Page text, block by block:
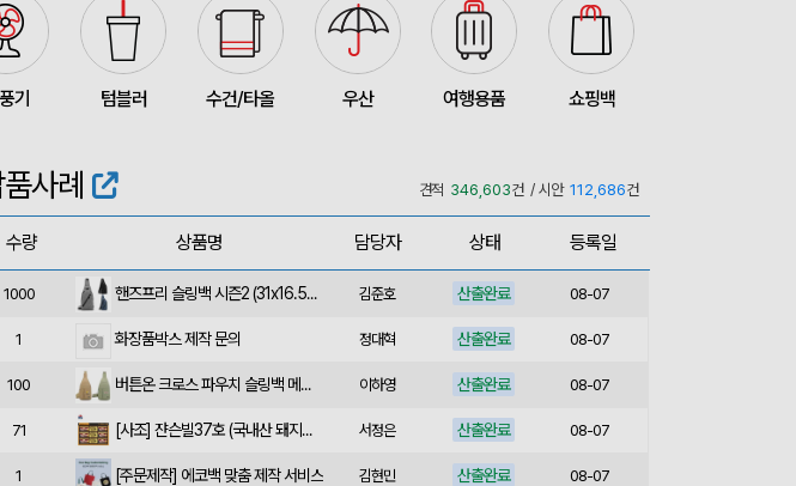
기 텀블러 수건/타올 우산 여행용품 쇼핑백
사례 견적 346,603건 / 시안 112,686건
수량 상품명 담당자 상태 등록일
1 입체형떡메모_(도자기레인보우) 김현민 접수중 08-08
100 장은지 접수중 08-07
200 김보경 산출완료 08-07
30 상품제안(웰컴키트제작) 산출완료 08-07
350 박명연 산출완료 08-07
1000 김준호 산출완료 08-07
1 화장품박스 제작 문의 정대혁 산출완료 08-07
100 이하영 산출완료 08-07
71 서정은 산출완료 08-07
1 [주문제작] 에코백 맞춤 제작 서비스 김현민 산출완료 08-07